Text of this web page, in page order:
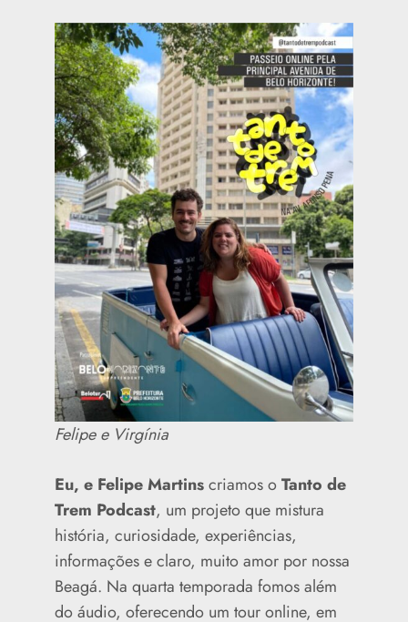
Felipe e Virgínia
Eu, e Felipe Martinscriamos oTanto de
Trem Podcast, um projeto que mistura
história, curiosidade, experiências,
informações e claro, muito amor por nossa
Beagá. Na quarta temporada fomos além
do áudio, oferecendo um tour online, em